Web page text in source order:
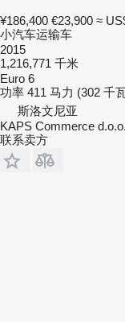
¥186,400 €23,900 ≈
小汽车运输车
2015
1,216,771 千米
Euro 6
功率 411 马力 (302 千
斯洛文尼亚
KAPS Commerce d.o.o.
联系卖方